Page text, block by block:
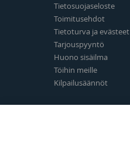
Tietosuojaseloste
Toimitusehdot
Tietoturva ja evästeet
Tarjouspyyntö
Huono sisäilma
Töihin meille
Kilpailusäännöt